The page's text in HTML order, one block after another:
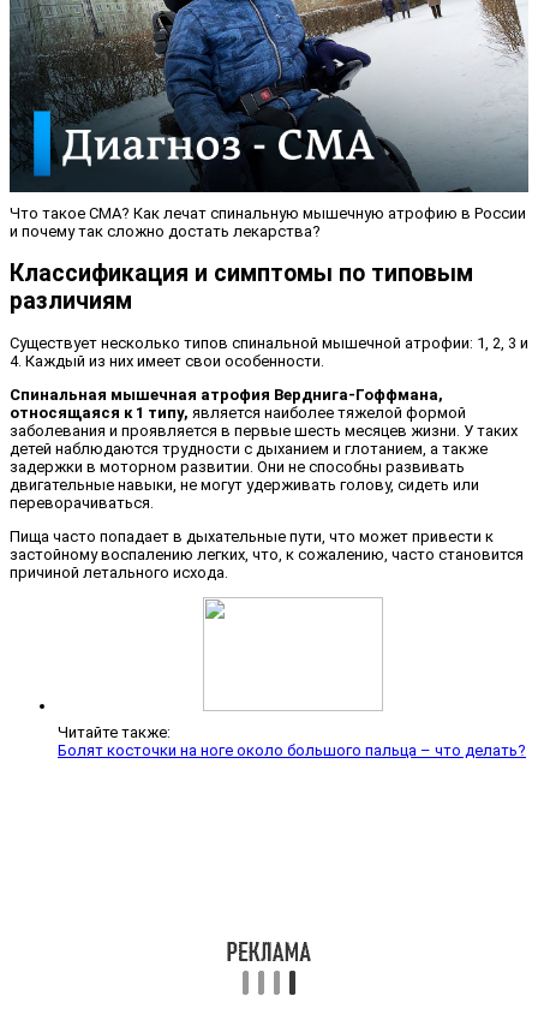
Что такое СМА? Как лечат спинальную мышечную атрофию в России
и почему так сложно достать лекарства?
Классификация и симптомы по типовым
различиям
Существует несколько типов спинальной мышечной атрофии: 1, 2, 3 и
4. Каждый из них имеет свои особенности.
Спинальная мышечная атрофия Верднига-Гоффмана,
относящаяся к 1 типу, является наиболее тяжелой формой
заболевания и проявляется в первые шесть месяцев жизни. У таких
детей наблюдаются трудности с дыханием и глотанием, а также
задержки в моторном развитии. Они не способны развивать
двигательные навыки, не могут удерживать голову, сидеть или
переворачиваться.
Пища часто попадает в дыхательные пути, что может привести к
застойному воспалению легких, что, к сожалению, часто становится
причиной летального исхода.
Читайте также:
Болят косточки на ноге около большого пальца – что делать?